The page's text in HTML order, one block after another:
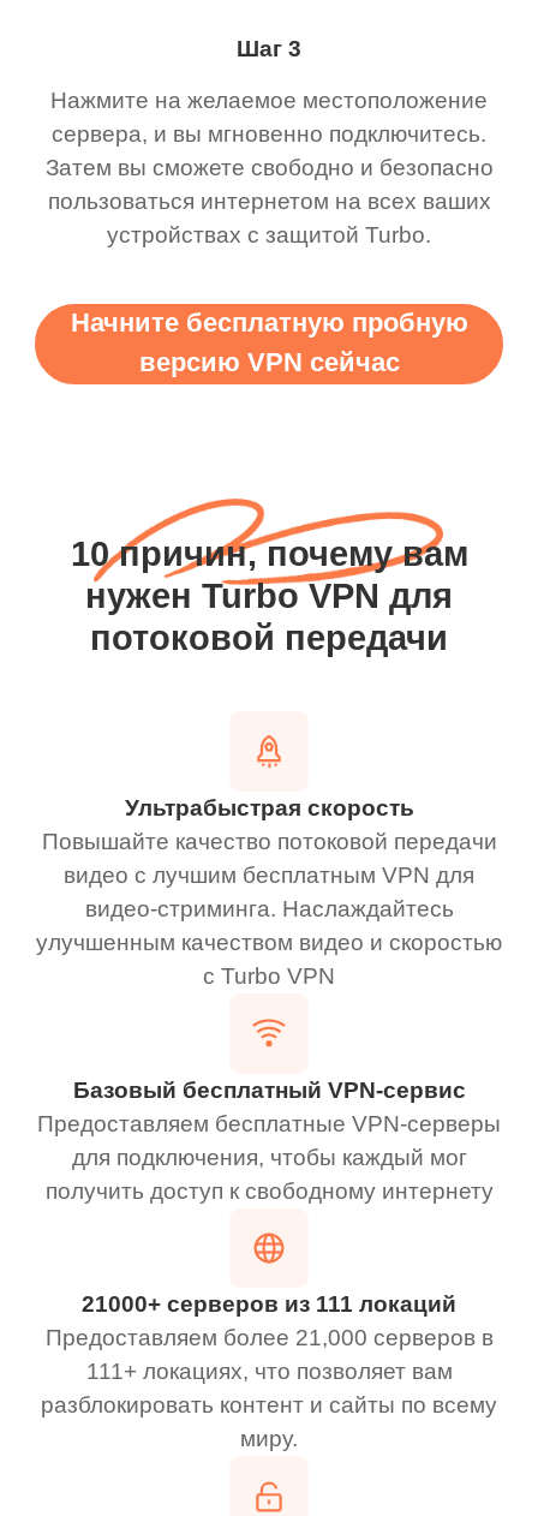
Шаг 3
Нажмите на желаемое местоположение
сервера, и вы мгновенно подключитесь.
Затем вы сможете свободно и безопасно
пользоваться интернетом на всех ваших
устройствах с защитой Turbo.
Начните бесплатную пробную
версию VPN сейчас
10 причин, почему вам
нужен Turbo VPN для
потоковой передачи
Ультрабыстрая скорость
Повышайте качество потоковой передачи
видео с лучшим бесплатным VPN для
видео-стриминга. Наслаждайтесь
улучшенным качеством видео и скоростью
с Turbo VPN
Базовый бесплатный VPN-сервис
Предоставляем бесплатные VPN-серверы
для подключения, чтобы каждый мог
получить доступ к свободному интернету
21000+ серверов из 111 локаций
Предоставляем более 21,000 серверов в
111+ локациях, что позволяет вам
разблокировать контент и сайты по всему
миру.